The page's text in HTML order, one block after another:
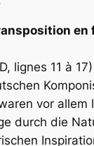
en
lignes 11 à 17)
vor allem
durch die